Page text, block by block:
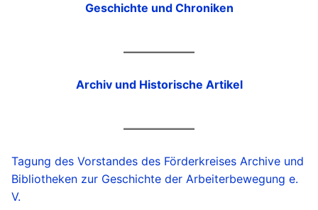
Geschichte und Chroniken
Archiv und Historische Artikel
Tagung des Vorstandes des Förderkreises Archive und
Bibliotheken zur Geschichte der Arbeiterbewegung e.
V.